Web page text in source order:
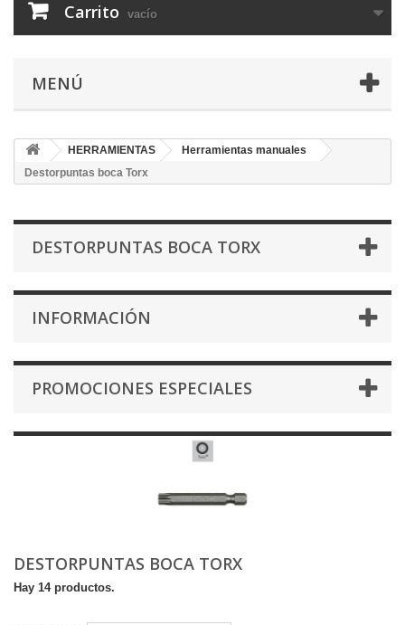
Carrito vacío
MENÚ
HERRAMIENTAS
Herramientas manuales
Destorpuntas boca Torx
DESTORPUNTAS BOCA TORX
INFORMACIÓN
PROMOCIONES ESPECIALES
DESTORPUNTAS BOCA TORX
Hay 14 productos.